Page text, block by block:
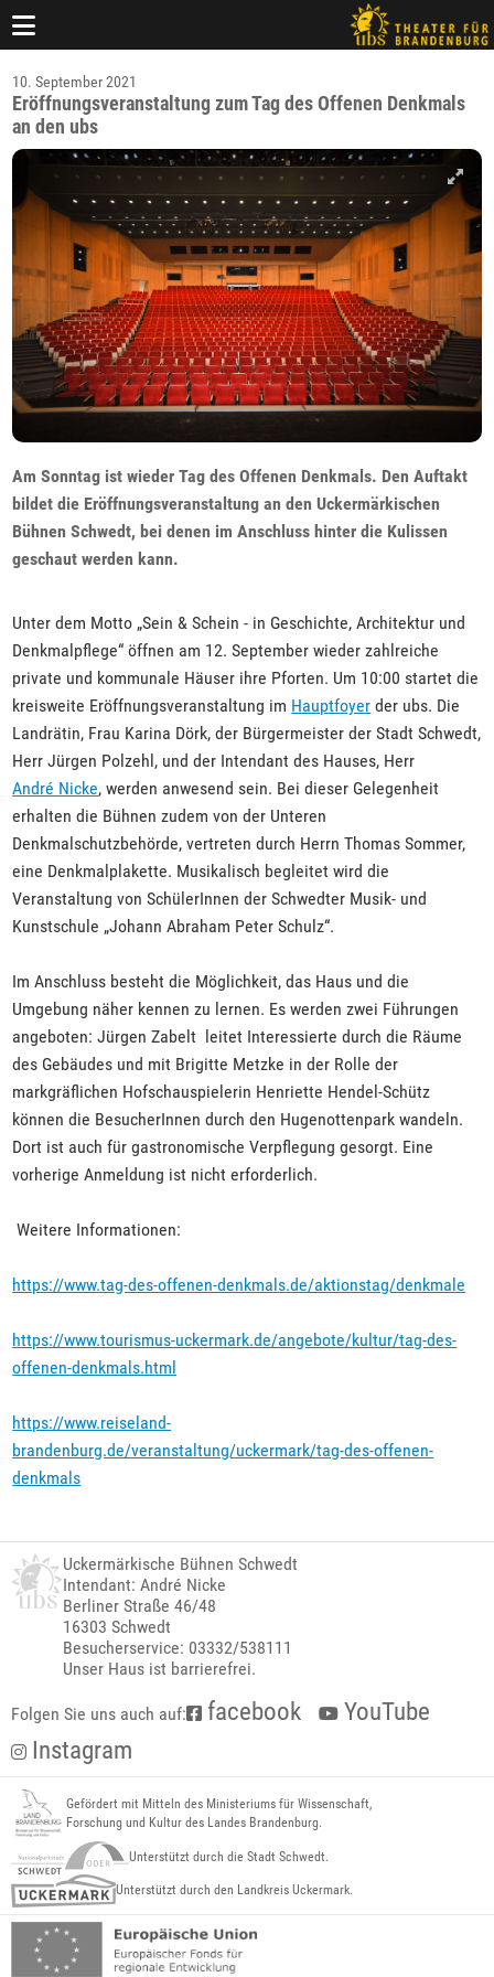
10. September 2021
Eröffnungsveranstaltung zum Tag des Offenen Denkmals
an den ubs
Am Sonntag ist wieder Tag des Offenen Denkmals. Den Auftakt
bildet die Eröffnungsveranstaltung an den Uckermärkischen
Bühnen Schwedt, bei denen im Anschluss hinter die Kulissen
geschaut werden kann.
Unter dem Motto „Sein & Schein - in Geschichte, Architektur und
Denkmalpflege“ öffnen am 12. September wieder zahlreiche
private und kommunale Häuser ihre Pforten. Um 10:00 startet die
kreisweite Eröffnungsveranstaltung im Hauptfoyer der ubs. Die
Landrätin, Frau Karina Dörk, der Bürgermeister der Stadt Schwedt,
Herr Jürgen Polzehl, und der Intendant des Hauses, Herr
André Nicke, werden anwesend sein. Bei dieser Gelegenheit
erhalten die Bühnen zudem von der Unteren
Denkmalschutzbehörde, vertreten durch Herrn Thomas Sommer,
eine Denkmalplakette. Musikalisch begleitet wird die
Veranstaltung von SchülerInnen der Schwedter Musik- und
Kunstschule „Johann Abraham Peter Schulz“.
Im Anschluss besteht die Möglichkeit, das Haus und die
Umgebung näher kennen zu lernen. Es werden zwei Führungen
angeboten: Jürgen Zabelt leitet Interessierte durch die Räume
des Gebäudes und mit Brigitte Metzke in der Rolle der
markgräflichen Hofschauspielerin Henriette Hendel-Schütz
können die BesucherInnen durch den Hugenottenpark wandeln.
Dort ist auch für gastronomische Verpflegung gesorgt. Eine
vorherige Anmeldung ist nicht erforderlich.
Weitere Informationen:
https://www.tag-des-offenen-denkmals.de/aktionstag/denkmale
https://www.tourismus-uckermark.de/angebote/kultur/tag-des-
offenen-denkmals.html
https://www.reiseland-
brandenburg.de/veranstaltung/uckermark/tag-des-offenen-
denkmals
Uckermärkische Bühnen Schwedt
Intendant: André Nicke
Berliner Straße 46/48
16303 Schwedt
Besucherservice: 03332/538111
Unser Haus ist barrierefrei.
Folgen Sie uns auch auf: facebook
YouTube
Instagram
Gefördert mit Mitteln des Ministeriums für Wissenschaft,
Forschung und Kultur des Landes Brandenburg.
Unterstützt durch die Stadt Schwedt.
Unterstützt durch den Landkreis Uckermark.